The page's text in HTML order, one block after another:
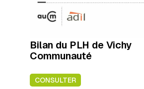
Bilan du PLH de Vichy
Communauté
CONSULTER